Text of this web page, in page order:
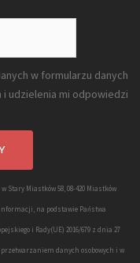
w formularzu danych
udzielenia mi odpowiedzi
Miastków 58, 08-420 Miastków
na podstawie Państwa
i Rady(UE) 2016/679 z dnia 27
danych osobowych i w